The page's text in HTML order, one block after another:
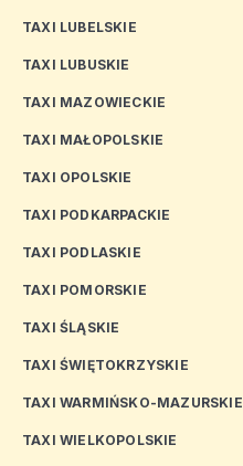
TAXI LUBELSKIE
TAXI LUBUSKIE
TAXI MAZOWIECKIE
TAXI MAŁOPOLSKIE
TAXI OPOLSKIE
TAXI PODKARPACKIE
TAXI PODLASKIE
TAXI POMORSKIE
TAXI ŚLĄSKIE
TAXI ŚWIĘTOKRZYSKIE
TAXI WARMIŃSKO-MAZURSKIE
TAXI WIELKOPOLSKIE